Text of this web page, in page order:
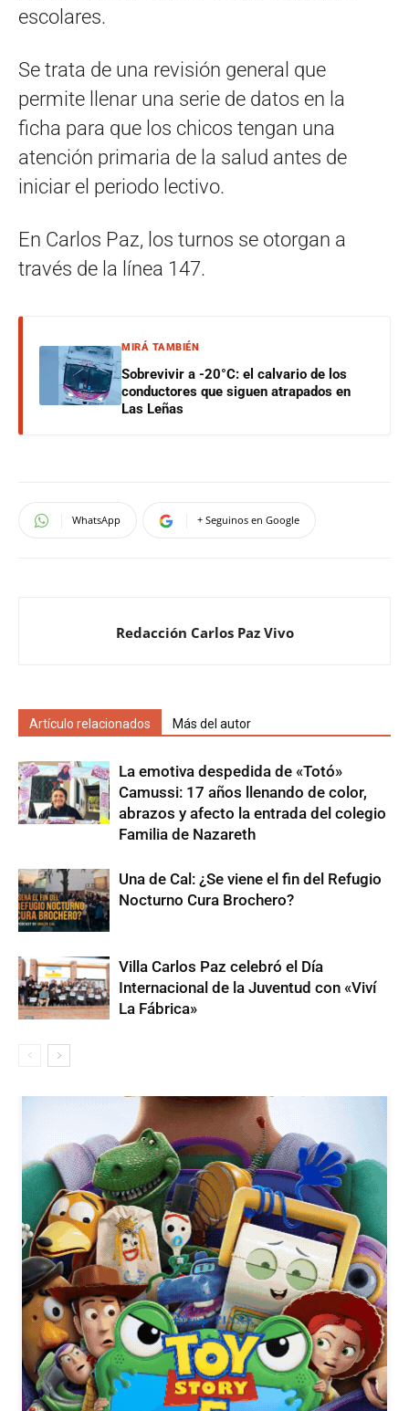
escolares.
Se trata de una revisión general que
permite llenar una serie de datos en la
ficha para que los chicos tengan una
atención primaria de la salud antes de
iniciar el periodo lectivo.
En Carlos Paz, los turnos se otorgan a
través de la línea 147.
MIRÁ TAMBIÉN
Sobrevivir a -20°C: el calvario de los
conductores que siguen atrapados en
Las Leñas
WhatsApp + Seguinos en Google
Redacción Carlos Paz Vivo
Artículo relacionados Más del autor
La emotiva despedida de «Totó»
Camussi: 17 años llenando de color,
abrazos y afecto la entrada del colegio
Familia de Nazareth
Una de Cal: ¿Se viene el fin del Refugio
Nocturno Cura Brochero?
Villa Carlos Paz celebró el Día
Internacional de la Juventud con «Viví
La Fábrica»